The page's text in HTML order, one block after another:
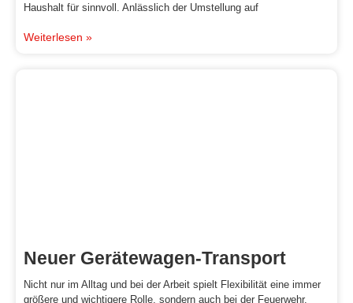
Haushalt für sinnvoll. Anlässlich der Umstellung auf
Weiterlesen »
Neuer Gerätewagen-Transport
Nicht nur im Alltag und bei der Arbeit spielt Flexibilität eine immer
größere und wichtigere Rolle, sondern auch bei der Feuerwehr.